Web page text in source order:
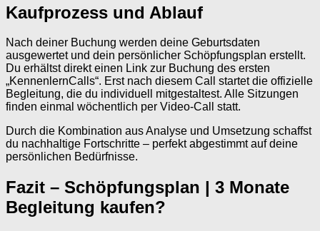
Kaufprozess und Ablauf
Nach deiner Buchung werden deine Geburtsdaten
ausgewertet und dein persönlicher Schöpfungsplan erstellt.
Du erhältst direkt einen Link zur Buchung des ersten
„KennenlernCalls“. Erst nach diesem Call startet die offizielle
Begleitung, die du individuell mitgestaltest. Alle Sitzungen
finden einmal wöchentlich per Video-Call statt.
Durch die Kombination aus Analyse und Umsetzung schaffst
du nachhaltige Fortschritte – perfekt abgestimmt auf deine
persönlichen Bedürfnisse.
Fazit – Schöpfungsplan | 3 Monate
Begleitung kaufen?